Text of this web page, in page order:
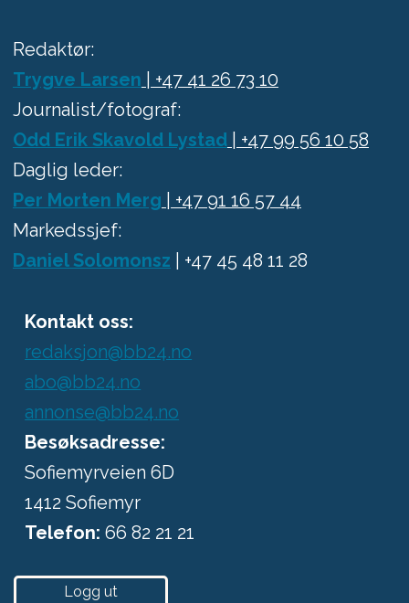
Redaktør:
Trygve Larsen | +47 41 26 73 10
Journalist/fotograf:
Odd Erik Skavold Lystad| +47 99 56 10 58
Daglig leder:
Per Morten Merg | +47 91 16 57 44
Markedssjef:
Daniel Solomonsz | +47 45 48 11 28
Kontakt oss:
redaksjon@bb24.no
abo@bb24.no
annonse@bb24.no
Besøksadresse:
Sofiemyrveien 6D
1412 Sofiemyr
Telefon:66 82 21 21
Logg ut